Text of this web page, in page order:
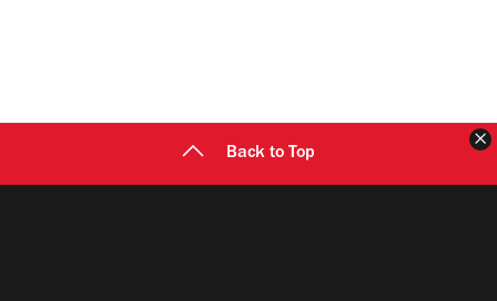
Back to Top